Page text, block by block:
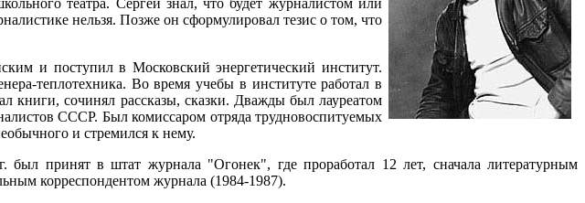
театра. Сергей знал, что будет журналистом или
нельзя. Позже он сформулировал тезис о том, что
и поступил в Московский энергетический институт.
теплотехника. Во время учебы в институте работал в
книги, сочинял рассказы, сказки. Дважды был лауреатом
СССР. Был комиссаром отряда трудновоспитуемых
и стремился к нему.
принят в штат журнала "Огонек", где проработал 12 лет, сначала литературным
корреспондентом журнала (1984-1987).